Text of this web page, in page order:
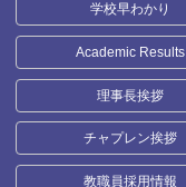
学校早わかり
Academic Results
理事長挨拶
チャプレン挨拶
教職員採用情報